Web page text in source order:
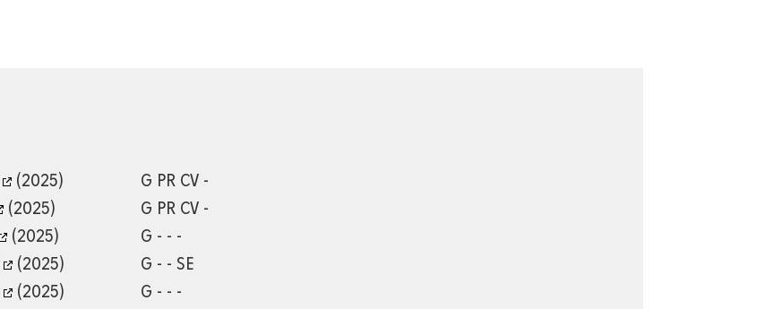
(2025)
G PR CV -
(2025)
G PR CV -
(2025)
G - - -
(2025)
G - - SE
(2025)
G - - -